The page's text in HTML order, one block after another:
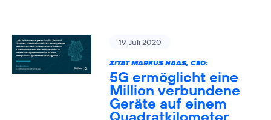
19. Juli 2020
ZITAT MARKUS HAAS, CEO:
5G ermöglicht eine
Million verbundene
Geräte auf einem
Quadratkilometer